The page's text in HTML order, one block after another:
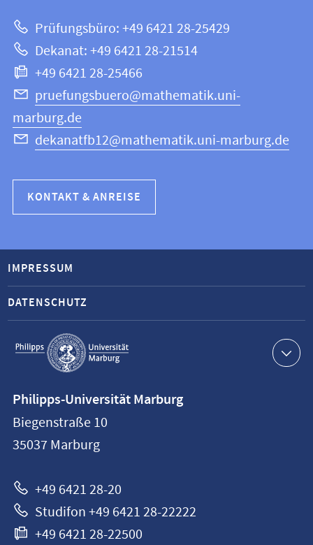
Website
und
Informatik
Prüfungsbüro: +49 6421 28-25429
Dekanat: +49 6421 28-21514
+49 6421 28-25466
pruefungsbuero@mathematik.uni-
marburg.de
dekanatfb12@mathematik.uni-marburg.de
KONTAKT & ANREISE
Service-
Navigation
IMPRESSUM
DATENSCHUTZ
Philipps-
Universität
Marburg
Philipps-Universität Marburg
Biegenstraße 10
35037 Marburg
+49 6421 28-20
Studifon +49 6421 28-22222
+49 6421 28-22500